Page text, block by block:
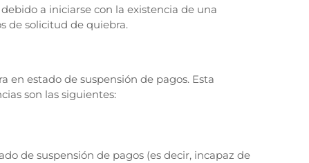
a iniciarse con la existencia de una
de solicitud de quiebra.
en estado de suspensión de pagos. Esta
son las siguientes:
de suspensión de pagos (es decir, incapaz de